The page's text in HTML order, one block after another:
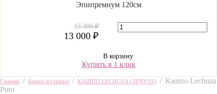
Эпипремнум 120см
15 300 ₽
13 000 ₽
В корзину
Купить в 1 клик
Главная / Кашпо и горшки / КАШПО LECHUZA (ЛЕЧУЗА) / Кашпо Lechuza
Puro